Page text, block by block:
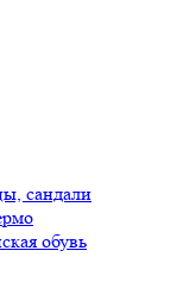
сандали
обувь